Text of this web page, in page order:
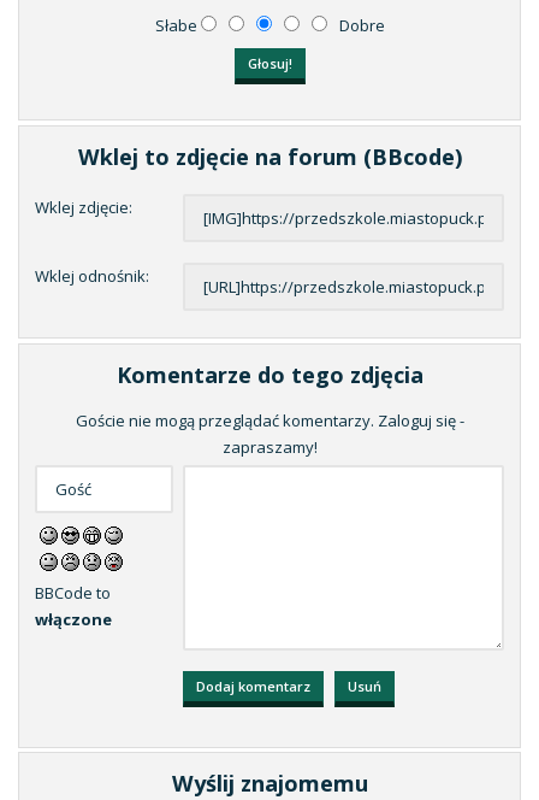
Słabe Dobre
Wklej to zdjęcie na forum (BBcode)
Wklej zdjęcie:
Wklej odnośnik:
Komentarze do tego zdjęcia
Goście nie mogą przeglądać komentarzy. Zaloguj się -
zapraszamy!
BBCode to
włączone
Wyślij znajomemu